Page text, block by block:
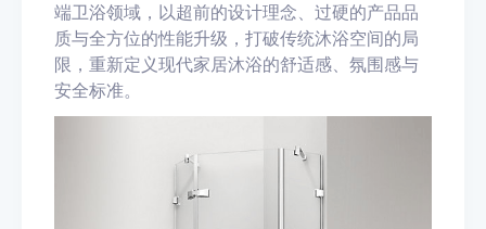
端卫浴领域，以超前的设计理念、过硬的产品品
质与全方位的性能升级，打破传统沐浴空间的局
限，重新定义现代家居沐浴的舒适感、氛围感与
安全标准。